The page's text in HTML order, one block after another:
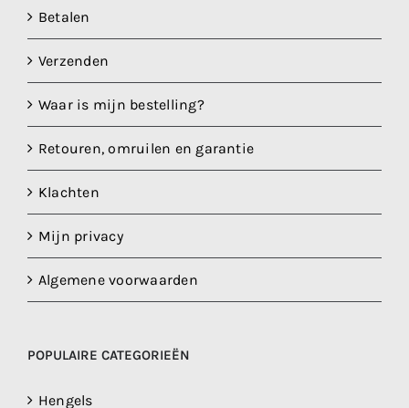
Betalen
Verzenden
Waar is mijn bestelling?
Retouren, omruilen en garantie
Klachten
Mijn privacy
Algemene voorwaarden
POPULAIRE CATEGORIEËN
Hengels